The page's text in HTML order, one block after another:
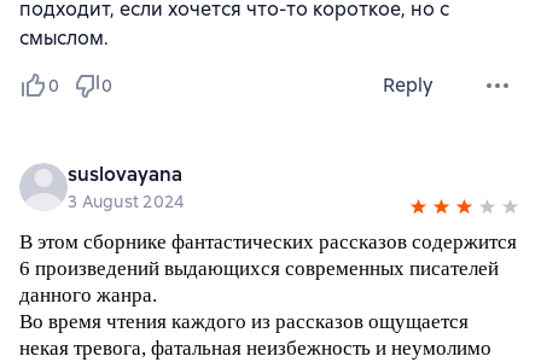
подходит, если хочется что-то короткое, но с
смыслом.
0 0 Reply
suslovayana
3 August 2024
В этом сборнике фантастических рассказов содержится
6 произведений выдающихся современных писателей
данного жанра.
Во время чтения каждого из рассказов ощущается
некая тревога, фатальная неизбежность и неумолимо